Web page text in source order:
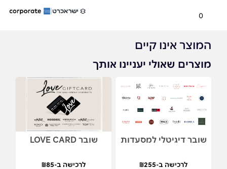
0
המוצר אינו קיים
מוצרים שאולי יעניינו אותך
שובר דיגיטלי למסעדות
לרכישה ב-₪255
שובר LOVE CARD
לרכישה ב-₪85